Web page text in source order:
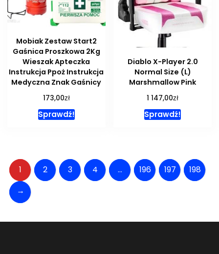
Mobiak Zestaw Start2
Gaśnica Proszkowa 2Kg
Wieszak Apteczka
Instrukcja Ppoż Instrukcja
Medyczna Znak Gaśnicy
173,00zł
Sprawdź!
Diablo X-Player 2.0
Normal Size (L)
Marshmallow Pink
1 147,00zł
Sprawdź!
1 2 3 4 … 196 197
198
→